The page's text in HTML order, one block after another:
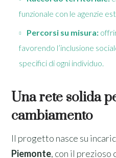
funzionale con le agenzie
Percorsi su misura:
favorendo l’inclusione
specifici di ogni individuo.
Una rete solida
cambiamento
Il progetto nasce su
Piemonte, con il prezioso